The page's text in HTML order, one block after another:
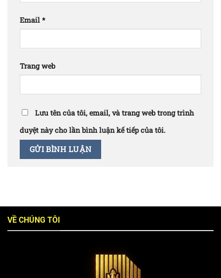
Email *
Trang web
Lưu tên của tôi, email, và trang web trong trình
duyệt này cho lần bình luận kế tiếp của tôi.
VỀ CHÚNG TÔI